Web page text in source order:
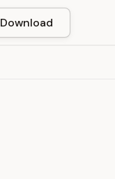
Download